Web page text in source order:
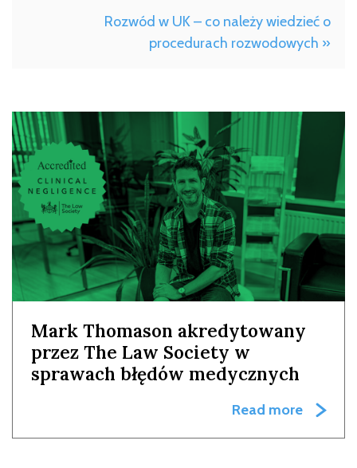
Rozwód w UK – co należy wiedzieć o
procedurach rozwodowych »
Mark Thomason akredytowany
przez The Law Society w
sprawach błędów medycznych
Read more